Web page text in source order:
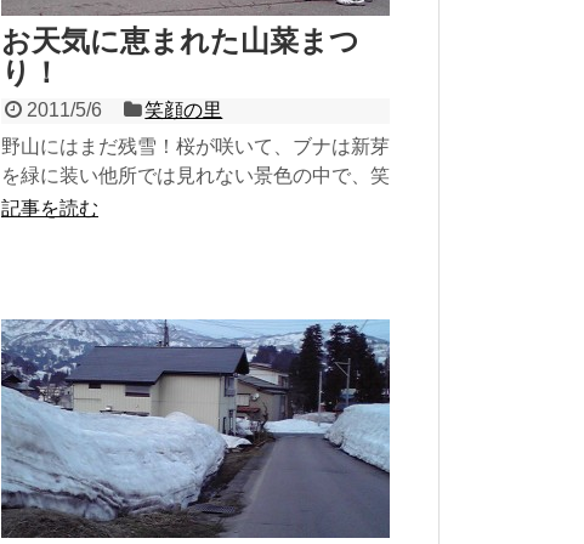
お天気に恵まれた山菜まつ
り！
2011/5/6
笑顔の里
野山にはまだ残雪！桜が咲いて、ブナは新芽
を緑に装い他所では見れない景色の中で、笑
顔の里の第五回「山菜まつり」が終了しまし
記事を読む